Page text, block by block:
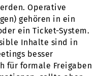
Operative
gehören in ein
ein Ticket-System.
Inhalte sind in
besser
für formale Freigaben